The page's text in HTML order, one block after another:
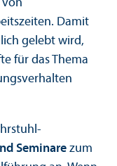
von
Damit
gelebt wird,
für das Thema
Seminare zum